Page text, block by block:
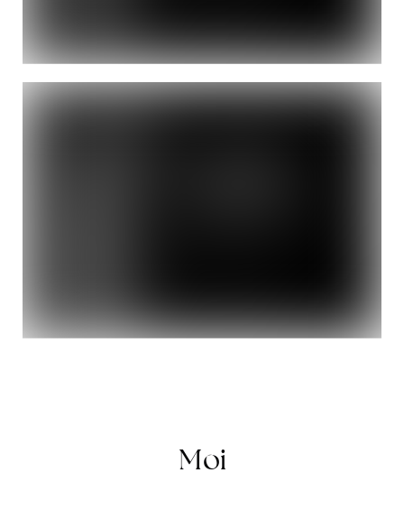
Moi